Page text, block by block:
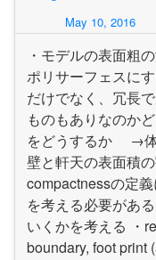
May 10, 2016
・モデルの表面粗
ポリサーフェスに
だけでなく、冗長
ものもありなのか
をどうするか →体
壁と軒天の表面積
compactnessの定
を考える必要があ
いくかを考える ・
boundary, foot print